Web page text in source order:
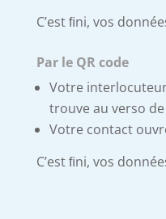
C’est ﬁni, vos
Par le QR code
Votre
trouve au verso
Votre contact
C’est ﬁni, vos